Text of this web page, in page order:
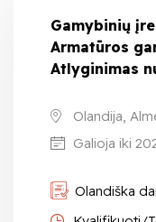
Gamybinių
Armatūros
Atlyginimas
Olandija,
Galioja iki
Olandiška